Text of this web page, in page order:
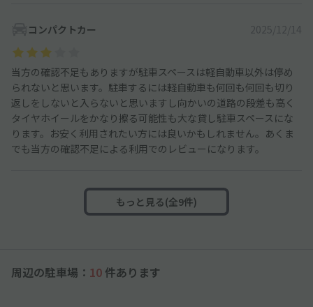
コンパクトカー 2025/12/14
当方の確認不足もありますが駐車スペースは軽自動車以外は停め
られないと思います。駐車するには軽自動車も何回も何回も切り
返しをしないと入らないと思いますし向かいの道路の段差も高く
タイヤホイールをかなり擦る可能性も大な貸し駐車スペースにな
ります。お安く利用されたい方には良いかもしれません。あくま
でも当方の確認不足による利用でのレビューになります。
もっと見る(全9件)
周辺の駐車場： 10 件あります